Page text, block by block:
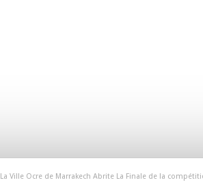
La Ville Ocre de Marrakech Abrite La Finale de la